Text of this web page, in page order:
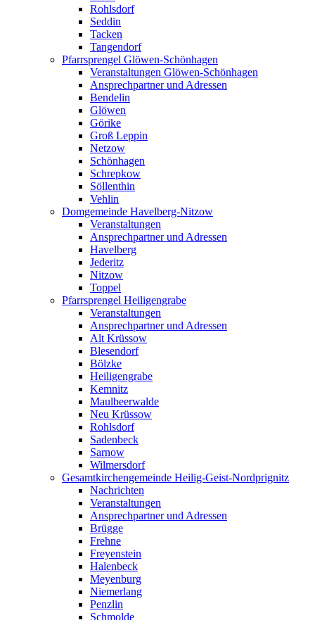
Rohlsdorf
Seddin
Tacken
Tangendorf
Pfarrsprengel Glöwen-Schönhagen
Veranstaltungen Glöwen-Schönhagen
Ansprechpartner und Adressen
Bendelin
Glöwen
Görike
Groß Leppin
Netzow
Schönhagen
Schrepkow
Söllenthin
Vehlin
Domgemeinde Havelberg-Nitzow
Veranstaltungen
Ansprechpartner und Adressen
Havelberg
Jederitz
Nitzow
Toppel
Pfarrsprengel Heiligengrabe
Veranstaltungen
Ansprechpartner und Adressen
Alt Krüssow
Blesendorf
Bölzke
Heiligengrabe
Kemnitz
Maulbeerwalde
Neu Krüssow
Rohlsdorf
Sadenbeck
Sarnow
Wilmersdorf
Gesamtkirchengemeinde Heilig-Geist-Nordprignitz
Nachrichten
Veranstaltungen
Ansprechpartner und Adressen
Brügge
Frehne
Freyenstein
Halenbeck
Meyenburg
Niemerlang
Penzlin
Schmolde